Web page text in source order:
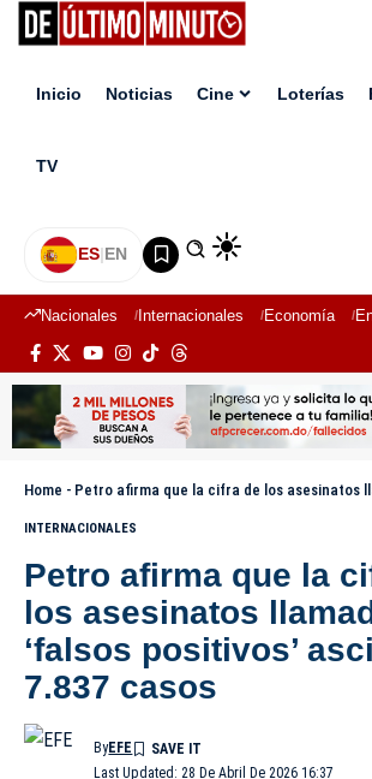
Inicio Noticias Cine Loterías
TV
ES|EN
Nacionales Internacionales Economía
Home - Petro afirma que la cifra de los asesinatos llamados ‘falsos
INTERNACIONALES
Petro afirma que la
los asesinatos
‘falsos positivos’
7.837 casos
Last Updated: 28 De Abril De 2026 16:37
ByEFE